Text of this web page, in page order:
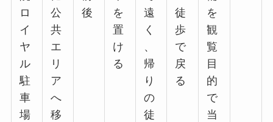
ロ
イ
ヤ
ル
駐
車
場
公
共
エ
リ
ア
へ
移
後
を
置
け
る
遠
く
、
帰
り
の
徒
徒
歩
で
戻
る
を
観
覧
目
的
で
当